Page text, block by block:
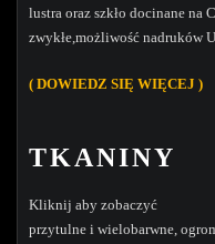
lustra oraz szkło docinane na
zwykłe,możliwość nadruków
( DOWIEDZ SIĘ WIĘCEJ )
TKANINY
Kliknij aby zobaczyć
przytulne i wielobarwne,